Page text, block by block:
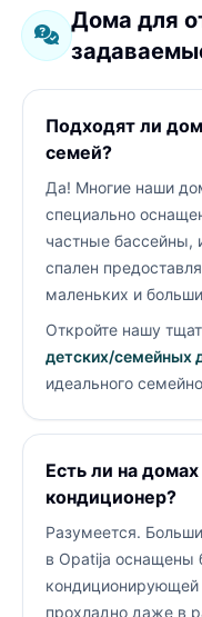
Дома для
Подходят ли
семей?
Да! Многие наши
специально
частные бассейны,
спален
маленьких и
Откройте нашу
детских/семейных
идеального
Есть ли на
кондиционер?
Разумеется.
в Opatija оснащены
прохладно даже в